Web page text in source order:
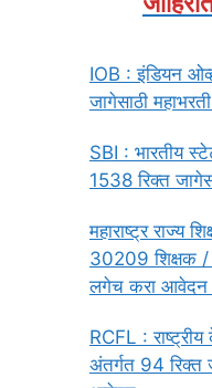
IOB : इंडियन
जागेसाठी
SBI : भारतीय
1538 रिक्त
महाराष्ट्र राज्य
30209 शिक्षक /
लगेच करा आवेदन
RCFL :
अंतर्गत 94 रिक्त